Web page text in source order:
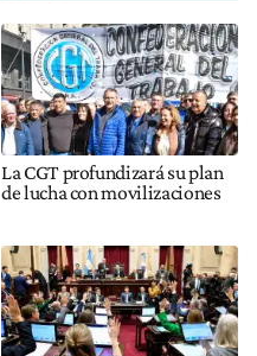
La CGT profundizará su plan
de lucha con movilizaciones